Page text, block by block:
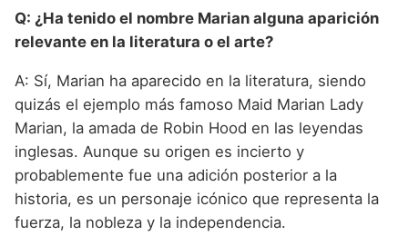
Q: ¿Ha tenido el nombre Marian alguna aparición
relevante en la literatura o el arte?
A: Sí, Marian ha aparecido en la literatura, siendo
quizás el ejemplo más famoso Maid Marian Lady
Marian, la amada de Robin Hood en las leyendas
inglesas. Aunque su origen es incierto y
probablemente fue una adición posterior a la
historia, es un personaje icónico que representa la
fuerza, la nobleza y la independencia.